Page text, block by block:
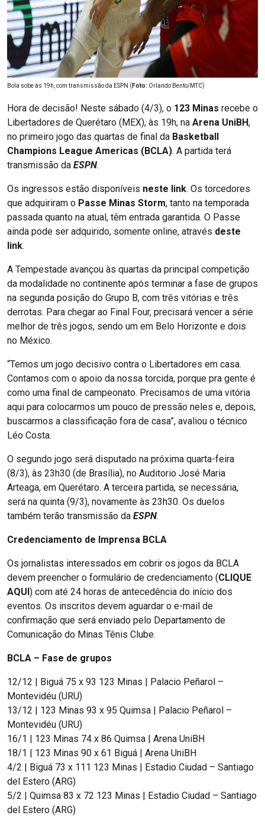
Bola sobe às 19h, com transmissão da ESPN ( Foto: Orlando Bento/MTC)
Hora de decisão! Neste sábado (4/3), o 123 Minas recebe o
Libertadores de Querétaro (MEX), às 19h, na Arena UniBH,
no primeiro jogo das quartas de final da Basketball
Champions League Americas (BCLA). A partida terá
transmissão da ESPN.
Os ingressos estão disponíveis neste link. Os torcedores
que adquiriram o Passe Minas Storm, tanto na temporada
passada quanto na atual, têm entrada garantida. O Passe
ainda pode ser adquirido, somente online, através deste
link.
A Tempestade avançou às quartas da principal competição
da modalidade no continente após terminar a fase de grupos
na segunda posição do Grupo B, com três vitórias e três
derrotas. Para chegar ao Final Four, precisará vencer a série
melhor de três jogos, sendo um em Belo Horizonte e dois
no México.
“Temos um jogo decisivo contra o Libertadores em casa.
Contamos com o apoio da nossa torcida, porque pra gente é
como uma final de campeonato. Precisamos de uma vitória
aqui para colocarmos um pouco de pressão neles e, depois,
buscarmos a classificação fora de casa”, avaliou o técnico
Léo Costa.
O segundo jogo será disputado na próxima quarta-feira
(8/3), às 23h30 (de Brasília), no Auditorio José Maria
Arteaga, em Querétaro. A terceira partida, se necessária,
será na quinta (9/3), novamente às 23h30. Os duelos
também terão transmissão da ESPN.
Credenciamento de Imprensa BCLA
Os jornalistas interessados em cobrir os jogos da BCLA
devem preencher o formulário de credenciamento (CLIQUE
AQUI) com até 24 horas de antecedência do início dos
eventos. Os inscritos devem aguardar o e-mail de
confirmação que será enviado pelo Departamento de
Comunicação do Minas Tênis Clube.
BCLA – Fase de grupos
12/12 | Biguá 75 x 93 123 Minas | Palacio Peñarol –
Montevidéu (URU)
13/12 | 123 Minas 93 x 95 Quimsa | Palacio Peñarol –
Montevidéu (URU)
16/1 | 123 Minas 74 x 86 Quimsa | Arena UniBH
18/1 | 123 Minas 90 x 61 Biguá | Arena UniBH
4/2 | Biguá 73 x 111 123 Minas | Estadio Ciudad – Santiago
del Estero (ARG)
5/2 | Quimsa 83 x 72 123 Minas | Estadio Ciudad – Santiago
del Estero (ARG)